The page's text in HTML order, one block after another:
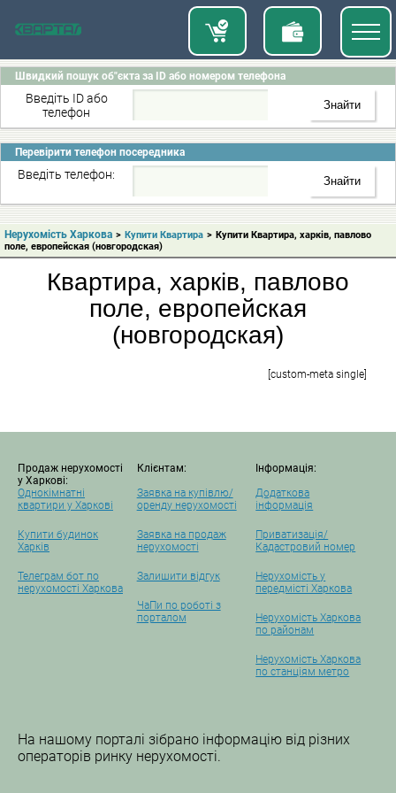
Швидкий пошук об"єкта за ID або номером телефона
Введіть ID або
телефон
Перевірити телефон посередника
Введіть телефон:
Нерухомість Харкова > Купити Квартира > Купити Квартира, харків, павлово
поле, европейская (новгородская)
Квартира, харків, павлово
поле, европейская
(новгородская)
[custom-meta single]
Продаж нерухомості
у Харкові:
Однокімнатні
квартири у Харкові
Купити будинок
Харків
Телеграм бот по
нерухомості Харкова
Клієнтам:
Заявка на купівлю/
оренду нерухомості
Заявка на продаж
нерухомості
Залишити відгук
ЧаПи по роботі з
порталом
Інформація:
Додаткова
інформація
Приватизація/
Кадастровий номер
Нерухомість у
передмісті Харкова
Нерухомість Харкова
по районам
Нерухомість Харкова
по станціям метро
На нашому порталі зібрано інформацію від різних
операторів ринку нерухомості.